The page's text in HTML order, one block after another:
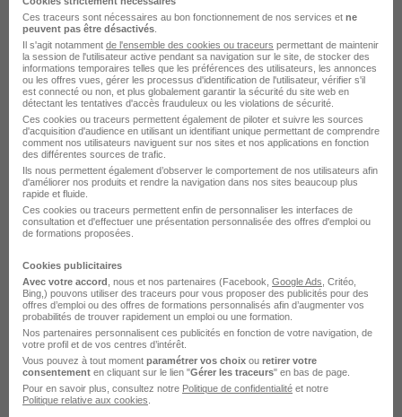
défensive, en maintenance de véhicules et en
planification de trajets, je suis convaincu de pouvoir
contribuer de manière significative à votre
entreprise. J'ai l'ambition de fournir un service de
qualité supérieure et de surpasser les attentes des
clients à chaque trajet. Je suis également désireux
de m'investir dans cette entreprise pour développer
mes compétences et évoluer professionnellement.
Dans l'attente d'une réponse de votre part, je me
tiens à votre entière disposition pour tout
Je vous prie d'agréer, Madame, Monsieur,
l'expression de mes salutations respectueuses.
[Prénom & Nom du candidat]
Ces traceurs sont nécessaires au bon fonctionnement de nos services et ne
peuvent pas être désactivés
Il s'agit notamment de l'ensemble des cookies ou traceurs permettant de maintenir
la session de l'utilisateur active pendant sa navigation sur le site, de stocker des
informations temporaires telles que les préférences des utilisateurs, les annonces
ou les offres vues, gérer les processus d'identification de l'utilisateur, vérifier s'il
est connecté ou non, et plus globalement garantir la sécurité du site web en
détectant les tentatives d'accès frauduleux ou les violations de sécurité.
Ces cookies ou traceurs permettent également de piloter et suivre les sources
d'acquisition d'audience en utilisant un identifiant unique permettant de comprendre
comment nos utilisateurs naviguent sur nos sites et nos applications en fonction
des différentes sources de trafic.
Ils nous permettent également d’observer le comportement de nos utilisateurs afin
d'améliorer nos produits et rendre la navigation dans nos sites beaucoup plus
rapide et fluide.
Ces cookies ou traceurs permettent enfin de personnaliser les interfaces de
consultation et d'effectuer une présentation personnalisée des offres d'emploi ou
de formations proposées.
Cookies publicitaires
Avec votre accord , nous et nos partenaires (Facebook, Google Ads , Critéo,
Bing,) pouvons utiliser des traceurs pour vous proposer des publicités pour des
offres d’emploi ou des offres de formations personnalisés afin d’augmenter vos
probabilités de trouver rapidement un emploi ou une formation.
Nos partenaires personnalisent ces publicités en fonction de votre navigation, de
votre profil et de vos centres d’intérêt.
Vous pouvez à tout moment paramétrer vos choix ou retirer votre
consentement en cliquant sur le lien "Gérer les traceurs" en bas de page.
Pour en savoir plus, consultez notre Politique de confidentialité et notre
Politique relative aux cookies